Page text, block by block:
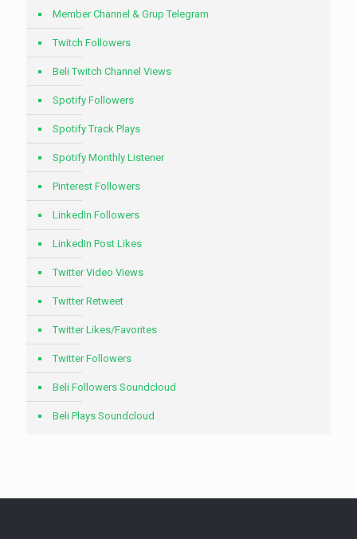
Member Channel & Grup Telegram
Twitch Followers
Beli Twitch Channel Views
Spotify Followers
Spotify Track Plays
Spotify Monthly Listener
Pinterest Followers
LinkedIn Followers
LinkedIn Post Likes
Twitter Video Views
Twitter Retweet
Twitter Likes/Favorites
Twitter Followers
Beli Followers Soundcloud
Beli Plays Soundcloud